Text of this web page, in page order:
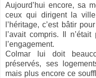
Aujourd’hui encore, sa
ceux qui dirigent la
l’héritage, c’est bâtir
l’avait compris. Il
l’engagement.
Colmar lui doit
préservés, ses
mais plus encore ce